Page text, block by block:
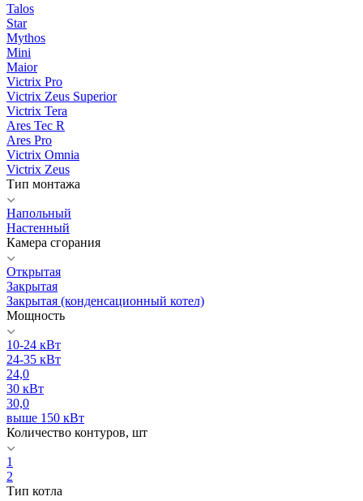
Talos
Star
Mythos
Mini
Maior
Victrix Pro
Victrix Zeus Superior
Victrix Tera
Ares Tec R
Ares Pro
Victrix Omnia
Victrix Zeus
Тип монтажа
Напольный
Настенный
Камера сгорания
Открытая
Закрытая
Закрытая (конденсационный котел)
Мощность
10-24 кВт
24-35 кВт
24,0
30 кВт
30,0
выше 150 кВт
Количество контуров, шт
1
2
Тип котла